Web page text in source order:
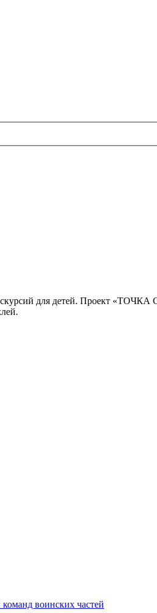
для детей. Проект
воинских частей